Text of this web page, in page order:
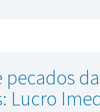
pecados
Lucro